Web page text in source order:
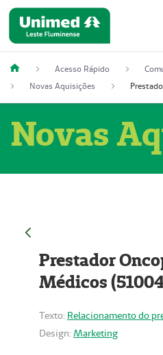
Acesso Rápido
Novas Aquisições
Novas
Prestador
Médicos
Texto: Relacionamento do
Design: Marketing